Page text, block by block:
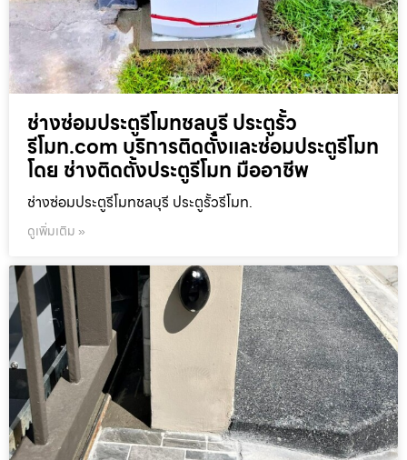
ช่างซ่อมประตูรีโมทชลบุรี ประตูรั้ว
รีโมท.com บริการติดตั้งและซ่อมประตูรีโมท
โดย ช่างติดตั้งประตูรีโมท มืออาชีพ
ช่างซ่อมประตูรีโมทชลบุรี ประตูรั้วรีโมท.
ดูเพิ่มเติม »